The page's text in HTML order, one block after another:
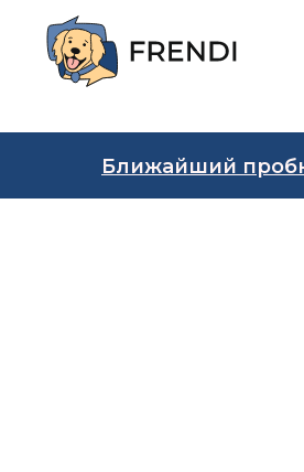
Ближайший